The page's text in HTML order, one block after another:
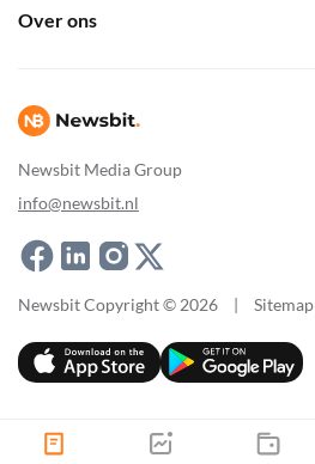
Newsbit Media Group
info@newsbit.nl
Over ons
Newsbit Copyright © 2026 | Sitemap